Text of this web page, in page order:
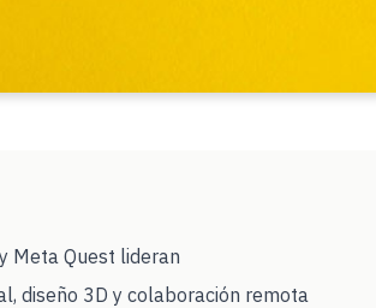
Meta Quest lideran
diseño 3D y colaboración remota